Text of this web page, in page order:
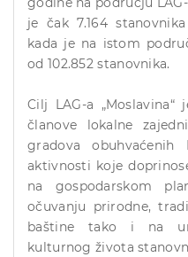
je čak 7.164
kada je na istom
od 102.852 stanovnika.
Cilj LAG-a
članove lokalne
gradova obuhvaćenih
aktivnosti koje
na gospodarskom
očuvanju prirodne,
baštine tako i na
kulturnog života